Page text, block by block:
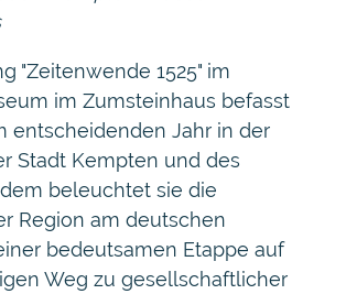
"Zeitenwende 1525" im
im Zumsteinhaus befasst
entscheidenden Jahr in der
Stadt Kempten und des
beleuchtet sie die
Region am deutschen
bedeutsamen Etappe auf
Weg zu gesellschaftlicher